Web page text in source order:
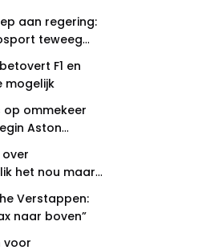
aan regering:
teweeg
F1 en
mogelijk
ommekeer
Aston
het nou maar
Verstappen:
naar boven”
voor